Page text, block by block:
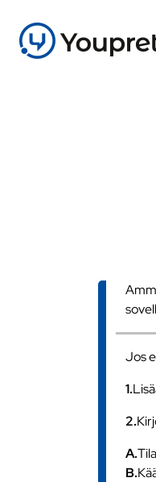
Jos
1.
2.
A.
B.